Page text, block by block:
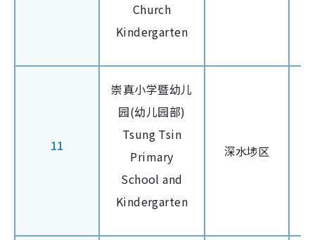
Church
Kindergarten
11
崇真小学暨幼儿
园(幼儿园部)
Tsung Tsin
Primary
School and
Kindergarten
深水埗区